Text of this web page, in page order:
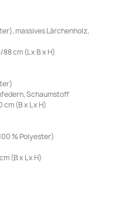
massives Lärchenholz,
cm (L x B x H)
Schaumstoff
(B x L x H)
% Polyester)
(B x L x H)